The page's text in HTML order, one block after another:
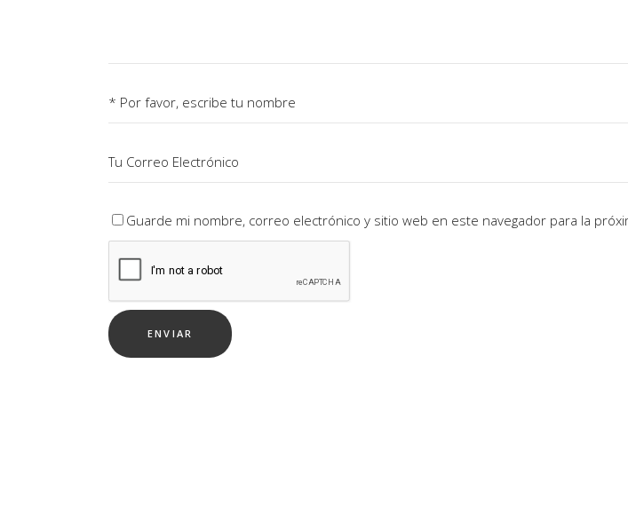
Guarde mi nombre, correo electrónico y sitio web en este navegador para la